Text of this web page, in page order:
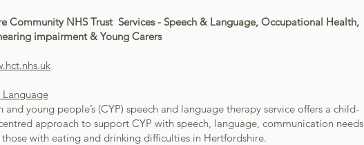
Community NHS Trust Services- Speech & Language, Occupational Health,
impairment & Young Carers
Language
and young people’s (CYP) speech and language therapy service offers a child-
approach to support CYP with speech, language, communication needs
those with eating and drinking difficulties in Hertfordshire.